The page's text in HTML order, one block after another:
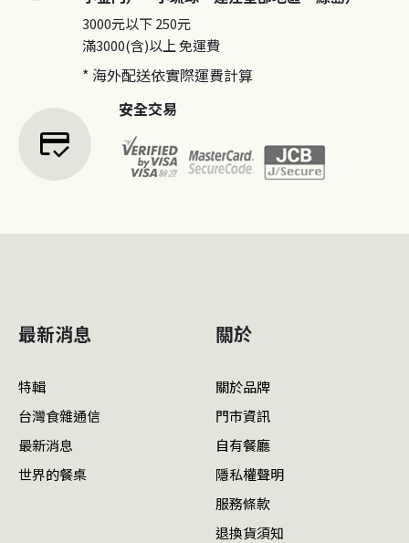
3000元以下250元
滿3000(含)以上免運費
* 海外配送依實際運費計算
credit_score
安全交易
最新消息
特輯
台灣食雜通信
最新消息
世界的餐桌
關於
關於品牌
門市資訊
自有餐廳
隱私權聲明
服務條款
退換貨須知